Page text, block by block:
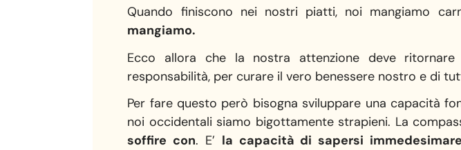
Quando finiscono nei nostri piatti, noi mangiamo
mangiamo.
Ecco allora che la nostra attenzione deve
responsabilità, per curare il vero benessere nostro e di
Per fare questo però bisogna sviluppare una capacità
noi occidentali siamo bigottamente strapieni. La
soffire con. E’ la capacità di sapersi immedesimare